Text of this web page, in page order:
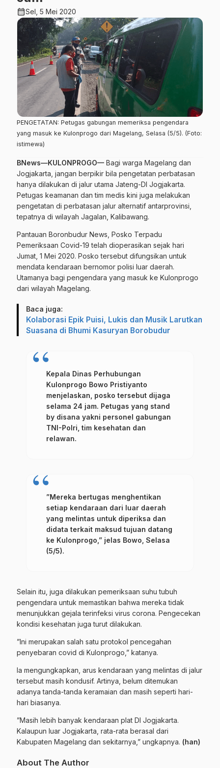
calendar_monthSel, 5 Mei 2020
PENGETATAN: Petugas gabungan memeriksa pengendara
yang masuk ke Kulonprogo dari Magelang, Selasa (5/5). (Foto:
istimewa)
BNews—KULONPROGO— Bagi warga Magelang dan
Jogjakarta, jangan berpikir bila pengetatan perbatasan
hanya dilakukan di jalur utama Jateng-DI Jogjakarta.
Petugas keamanan dan tim medis kini juga melakukan
pengetatan di perbatasan jalur alternatif antarprovinsi,
tepatnya di wilayah Jagalan, Kalibawang.
Pantauan Boronbudur News, Posko Terpadu
Pemeriksaan Covid-19 telah dioperasikan sejak hari
Jumat, 1 Mei 2020. Posko tersebut difungsikan untuk
mendata kendaraan bernomor polisi luar daerah.
Utamanya bagi pengendara yang masuk ke Kulonprogo
dari wilayah Magelang.
Baca juga:
Kolaborasi Epik Puisi, Lukis dan Musik Larutkan
Suasana di Bhumi Kasuryan Borobudur
Kepala Dinas Perhubungan
Kulonprogo Bowo Pristiyanto
menjelaskan, posko tersebut dijaga
selama 24 jam. Petugas yang stand
by disana yakni personel gabungan
TNI-Polri, tim kesehatan dan
relawan.
”Mereka bertugas menghentikan
setiap kendaraan dari luar daerah
yang melintas untuk diperiksa dan
didata terkait maksud tujuan datang
ke Kulonprogo,” jelas Bowo, Selasa
(5/5).
Selain itu, juga dilakukan pemeriksaan suhu tubuh
pengendara untuk memastikan bahwa mereka tidak
menunjukkan gejala terinfeksi virus corona. Pengecekan
kondisi kesehatan juga turut dilakukan.
”Ini merupakan salah satu protokol pencegahan
penyebaran covid di Kulonprogo,” katanya.
Ia mengungkapkan, arus kendaraan yang melintas di jalur
tersebut masih kondusif. Artinya, belum ditemukan
adanya tanda-tanda keramaian dan masih seperti hari-
hari biasanya.
”Masih lebih banyak kendaraan plat DI Jogjakarta.
Kalaupun luar Jogjakarta, rata-rata berasal dari
Kabupaten Magelang dan sekitarnya,” ungkapnya. (han)
About The Author